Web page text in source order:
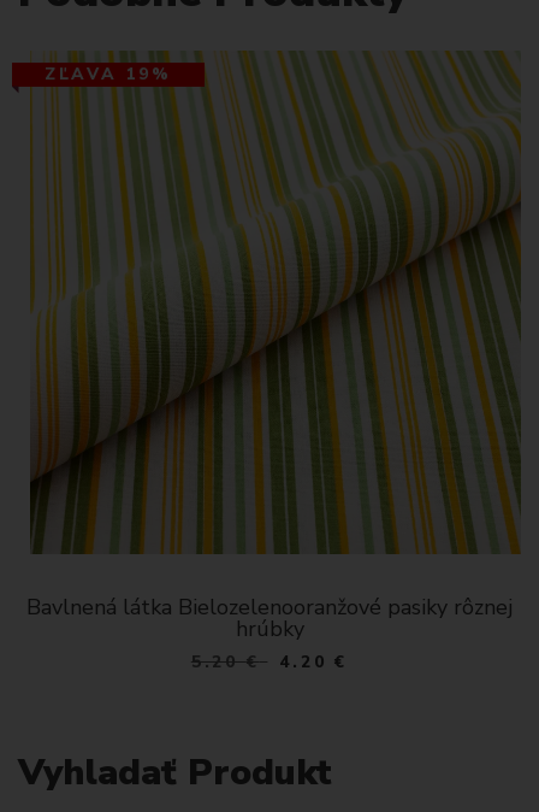
ZĽAVA 19%
Bavlnená látka Bielozelenooranžové pasiky rôznej
hrúbky
5.20 € 4.20 €
Vyhladať Produkt